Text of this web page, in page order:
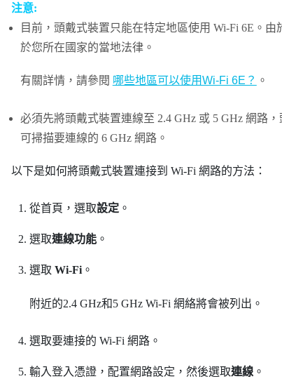
注意:
目前，頭戴式裝置只能在特定地區使用 Wi‍-Fi 6E。由
於您所在國家的當地法律。
有關詳情，請參閱 哪些地區可以使用Wi‍-Fi 6E？ 。
必須先將頭戴式裝置連線至 2.4 GHz 或 5 GHz 網路
可掃描要連線的 6 GHz 網路。
以下是如何將頭戴式裝置連接到 Wi‍-Fi 網路的方法：
從首頁 ，選取設定。
選取連線功能。
選取 Wi-Fi。
附近的2.4 GHz和5 GHz Wi‍-Fi 網絡將會被列出。
選取要連接的 Wi‍-Fi 網路。
輸入登入憑證，配置網路設定，然後選取連線。